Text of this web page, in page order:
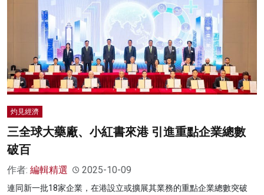
灼見經濟
三全球大藥廠、小紅書來港 引進重點企業總數
破百
作者: 編輯精選 2025-10-09
連同新一批18家企業，在港設立或擴展其業務的重點企業總數突破